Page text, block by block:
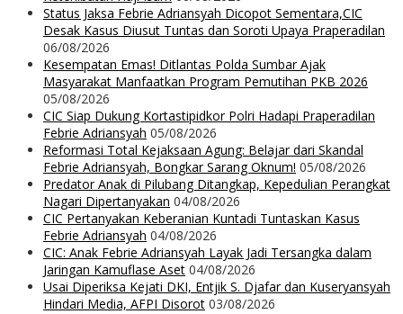
Status Jaksa Febrie Adriansyah Dicopot Sementara,CIC
Desak Kasus Diusut Tuntas dan Soroti Upaya Praperadilan
06/08/2026
Kesempatan Emas! Ditlantas Polda Sumbar Ajak
Masyarakat Manfaatkan Program Pemutihan PKB 2026
05/08/2026
CIC Siap Dukung Kortastipidkor Polri Hadapi Praperadilan
Febrie Adriansyah 05/08/2026
Reformasi Total Kejaksaan Agung: Belajar dari Skandal
Febrie Adriansyah, Bongkar Sarang Oknum! 05/08/2026
Predator Anak di Pilubang Ditangkap, Kepedulian Perangkat
Nagari Dipertanyakan 04/08/2026
CIC Pertanyakan Keberanian Kuntadi Tuntaskan Kasus
Febrie Adriansyah 04/08/2026
CIC: Anak Febrie Adriansyah Layak Jadi Tersangka dalam
Jaringan Kamuflase Aset 04/08/2026
Usai Diperiksa Kejati DKI, Entjik S. Djafar dan Kuseryansyah
Hindari Media, AFPI Disorot 03/08/2026